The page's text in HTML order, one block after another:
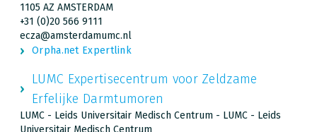
1105 AZ AMSTERDAM
+31 (0)20 566 9111
ecza@amsterdamumc.nl
Orpha.net Expertlink
LUMC Expertisecentrum voor Zeldzame
Erfelijke Darmtumoren
LUMC - Leids Universitair Medisch Centrum - LUMC - Leids
Universitair Medisch Centrum